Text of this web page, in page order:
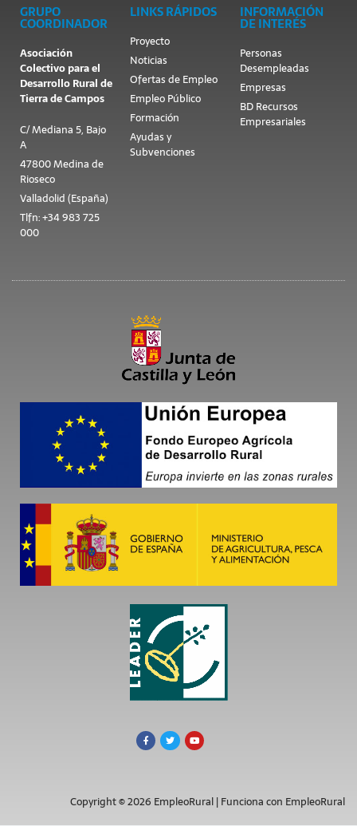
GRUPO
COORDINADOR
Asociación
Colectivo para el
Desarrollo Rural de
Tierra de Campos
C/ Mediana 5, Bajo
A
47800 Medina de
Rioseco
Valladolid (España)
Tlfn: +34 983 725
000
LINKS RÁPIDOS
Proyecto
Noticias
Ofertas de Empleo
Empleo Público
Formación
Ayudas y
Subvenciones
INFORMACIÓN
DE INTERÉS
Personas
Desempleadas
Empresas
BD Recursos
Empresariales
Copyright © 2026 EmpleoRural | Funciona con EmpleoRural